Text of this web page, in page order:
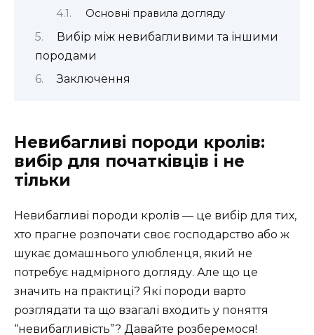
Основні правила догляду
Вибір між невибагливими та іншими
породами
Заключення
Невибагливі породи кролів:
вибір для початківців і не
тільки
Невибагливі породи кролів — це вибір для тих,
хто прагне розпочати своє господарство або ж
шукає домашнього улюбленця, який не
потребує надмірного догляду. Але що це
значить на практиці? Які породи варто
розглядати та що взагалі входить у поняття
“невибагливість”? Давайте розберемося!